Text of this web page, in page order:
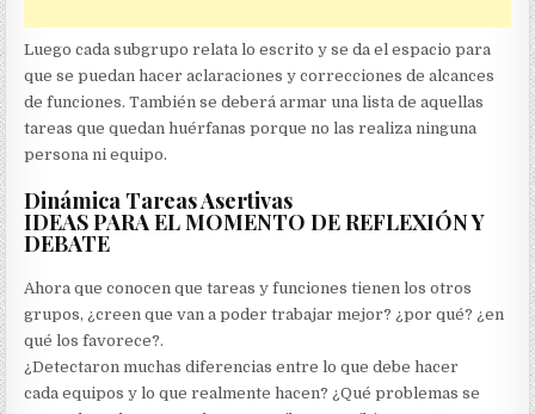
Luego cada subgrupo relata lo escrito y se da el espacio para
que se puedan hacer aclaraciones y correcciones de alcances
de funciones. También se deberá armar una lista de aquellas
tareas que quedan huérfanas porque no las realiza ninguna
persona ni equipo.
Dinámica Tareas Asertivas
IDEAS PARA EL MOMENTO DE REFLEXIÓN Y
DEBATE
Ahora que conocen que tareas y funciones tienen los otros
grupos, ¿creen que van a poder trabajar mejor? ¿por qué? ¿en
qué los favorece?.
¿Detectaron muchas diferencias entre lo que debe hacer
cada equipos y lo que realmente hacen? ¿Qué problemas se